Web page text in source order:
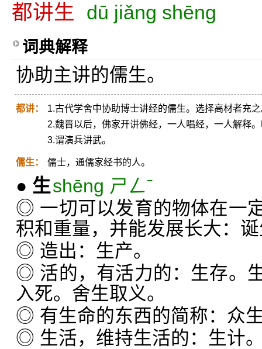
都讲生 dū jiǎng shēng
词典解释
协助主讲的儒生。
都讲：
1.古代学舍中协助博士讲经的儒生。选择高材者充
2.魏晋以后，佛家开讲佛经，一人唱经，一人解释
3.谓演兵讲武。
儒生： 儒士，通儒家经书的人。
● 生shēng ㄕㄥˉ
◎ 一切可以发育的物体在一
积和重量，并能发展长大：
◎ 造出：生产。
◎ 活的，有活力的：生存。
入死。舍生取义。
◎ 有生命的东西的简称：众
◎ 生活，维持生活的：生计